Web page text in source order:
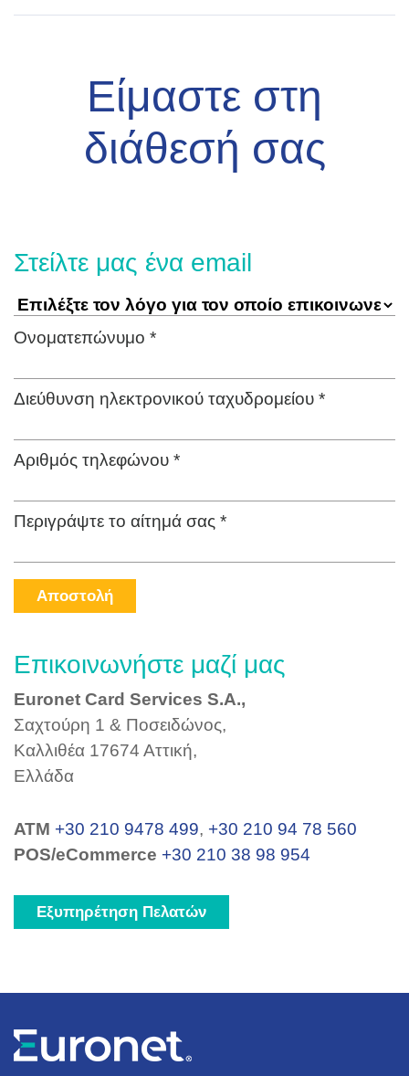
Είμαστε στη
διάθεσή σας
Στείλτε μας ένα email
Ονοματεπώνυμο *
Διεύθυνση ηλεκτρονικού ταχυδρομείου *
Αριθμός τηλεφώνου *
Περιγράψτε το αίτημά σας *
Αποστολή
Επικοινωνήστε μαζί μας
Euronet Card Services S.A.,
Σαχτούρη 1 & Ποσειδώνος,
Καλλιθέα 17674 Αττική,
Ελλάδα
ΑΤΜ +30 210 9478 499, +30 210 94 78 560
POS/eCommerce +30 210 38 98 954
Εξυπηρέτηση Πελατών